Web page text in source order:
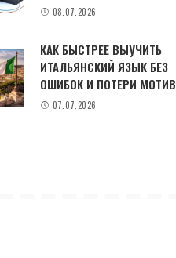
08.07.2026
КАК БЫСТРЕЕ ВЫУЧИТЬ
ИТАЛЬЯНСКИЙ ЯЗЫК БЕЗ
ОШИБОК И ПОТЕРИ
07.07.2026